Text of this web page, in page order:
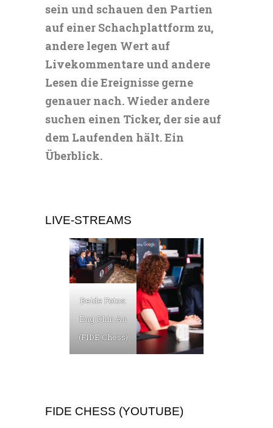
sein und schauen den Partien
auf einer Schachplattform zu,
andere legen Wert auf
Livekommentare und andere
Lesen die Ereignisse gerne
genauer nach. Wieder andere
suchen einen Ticker, der sie auf
dem Laufenden hält. Ein
Überblick.
LIVE-STREAMS
Beide Fotos:
Eng Chin An
(FIDE Chess)
FIDE CHESS (YOUTUBE)